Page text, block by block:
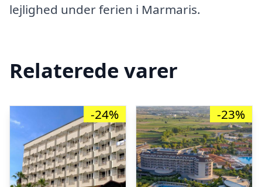
lejlighed under ferien i Marmaris.
Relaterede varer
-24% -23%